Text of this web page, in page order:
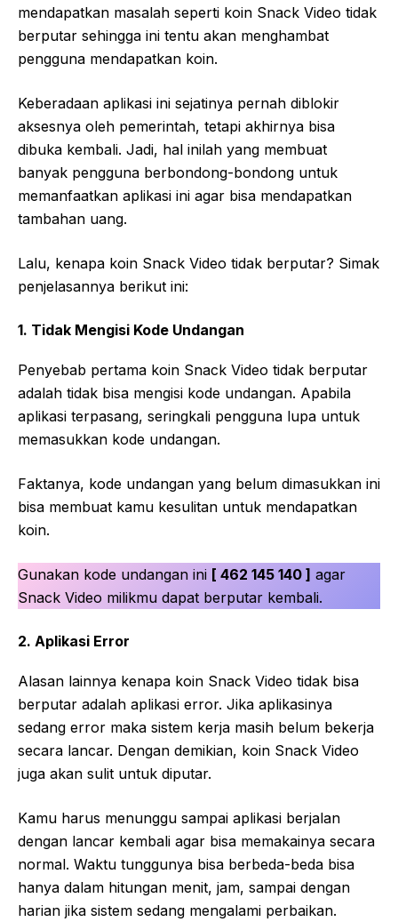
mendapatkan masalah seperti koin Snack Video tidak
berputar sehingga ini tentu akan menghambat
pengguna mendapatkan koin.
Keberadaan aplikasi ini sejatinya pernah diblokir
aksesnya oleh pemerintah, tetapi akhirnya bisa
dibuka kembali. Jadi, hal inilah yang membuat
banyak pengguna berbondong-bondong untuk
memanfaatkan aplikasi ini agar bisa mendapatkan
tambahan uang.
Lalu, kenapa koin Snack Video tidak berputar? Simak
penjelasannya berikut ini:
1. Tidak Mengisi Kode Undangan
Penyebab pertama koin Snack Video tidak berputar
adalah tidak bisa mengisi kode undangan. Apabila
aplikasi terpasang, seringkali pengguna lupa untuk
memasukkan kode undangan.
Faktanya, kode undangan yang belum dimasukkan ini
bisa membuat kamu kesulitan untuk mendapatkan
koin.
Gunakan kode undangan ini [ 462 145 140 ] agar
Snack Video milikmu dapat berputar kembali.
2. Aplikasi Error
Alasan lainnya kenapa koin Snack Video tidak bisa
berputar adalah aplikasi error. Jika aplikasinya
sedang error maka sistem kerja masih belum bekerja
secara lancar. Dengan demikian, koin Snack Video
juga akan sulit untuk diputar.
Kamu harus menunggu sampai aplikasi berjalan
dengan lancar kembali agar bisa memakainya secara
normal. Waktu tunggunya bisa berbeda-beda bisa
hanya dalam hitungan menit, jam, sampai dengan
harian jika sistem sedang mengalami perbaikan.